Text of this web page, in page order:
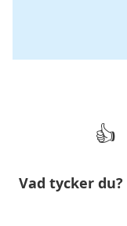
Vad tycker du?